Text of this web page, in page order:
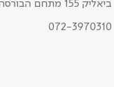
ביאליק 155 מתחם הבורסה, רמת גן
072-3970310